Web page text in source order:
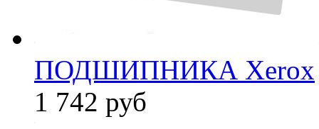
ПОДШИПНИКА Xerox
1 742 руб